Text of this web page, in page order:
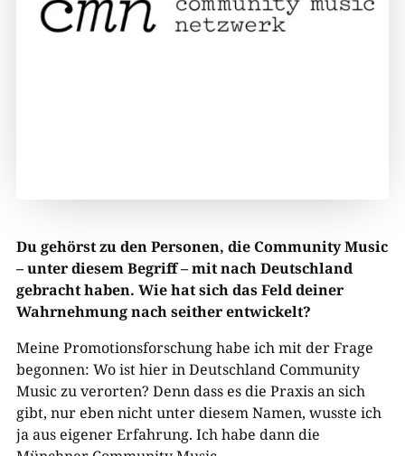
Du gehörst zu den Personen, die Community Music
– unter diesem Begriff – mit nach Deutschland
gebracht haben. Wie hat sich das Feld deiner
Wahrnehmung nach seither entwickelt?
Meine Promotionsforschung habe ich mit der Frage
begonnen: Wo ist hier in Deutschland Community
Music zu verorten? Denn dass es die Praxis an sich
gibt, nur eben nicht unter diesem Namen, wusste ich
ja aus eigener Erfahrung. Ich habe dann die